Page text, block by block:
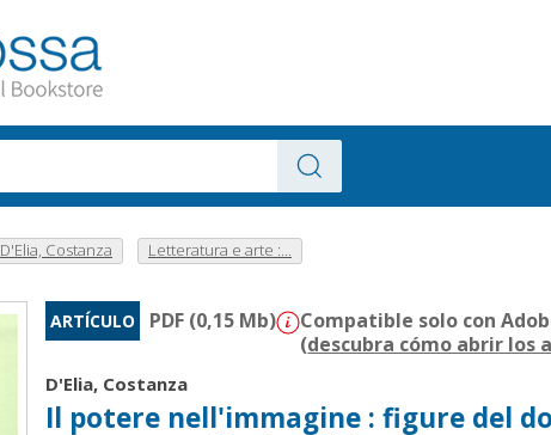
D'Elia, Costanza Letteratura e arte :...
ARTÍCULO PDF (0,15 Mb)
Compatible solo con
(descubra cómo abrir los
D'Elia, Costanza
Il potere nell'immagine : figure del